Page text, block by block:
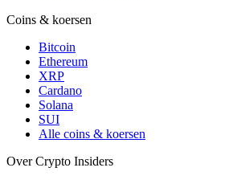
Coins & koersen
Bitcoin
Ethereum
XRP
Cardano
Solana
SUI
Alle coins & koersen
Over Crypto Insiders